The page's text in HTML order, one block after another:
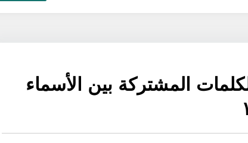
المشتركة بين الأسماء